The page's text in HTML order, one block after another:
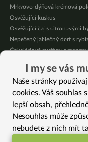
Mrkvovo-dýňová krémová
Osvěžující kuskus
Osvěžující čaj s citronovými
Nepečený jablečný dort s
Čokoládové muffiny s
Krémová zeleninová polévka
Celozrnná rýže basmati se
Vybrané recepty
Jednoduché dýňové rizoto
Barevné zeleninové stir-fry
I my se vás
Naše stránky
cookies. Váš souhlas
lepší obsah,
Nesouhlas může
nebudete z nich mít